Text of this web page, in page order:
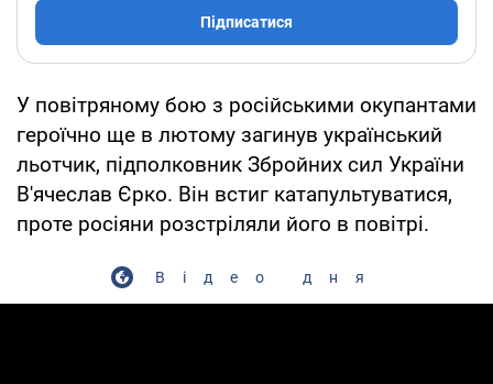
Підписатися
У повітряному бою з російськими окупантами
героїчно ще в лютому загинув український
льотчик, підполковник Збройних сил України
В'ячеслав Єрко. Він встиг катапультуватися,
проте росіяни розстріляли його в повітрі.
Відео дня